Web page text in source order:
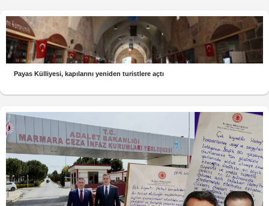
Payas Külliyesi, kapılarını yeniden turistlere açtı